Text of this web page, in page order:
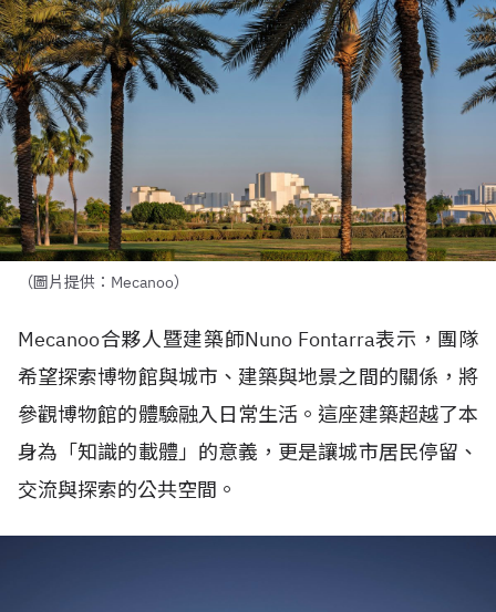
（圖片提供：Mecanoo）
Mecanoo合夥人暨建築師Nuno Fontarra表示，團隊
希望探索博物館與城市、建築與地景之間的關係，將
參觀博物館的體驗融入日常生活。這座建築超越了本
身為「知識的載體」的意義，更是讓城市居民停留、
交流與探索的公共空間。